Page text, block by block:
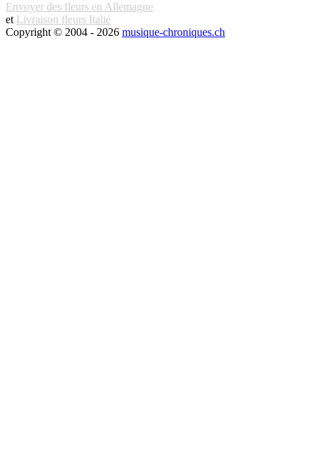
Envoyer des fleurs en Allemagne
et Livraison fleurs Italie
Copyright © 2004 - 2026 musique-chroniques.ch